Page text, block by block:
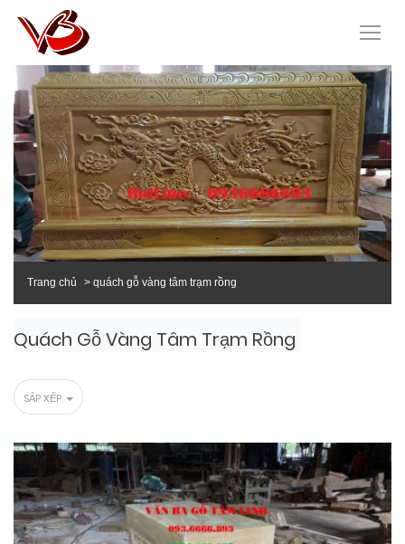
Trang chủ quách gỗ vàng tâm trạm rồng
Quách Gỗ Vàng Tâm Trạm Rồng
SẮP XẾP